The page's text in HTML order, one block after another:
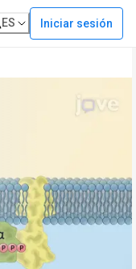
ES Iniciar sesión